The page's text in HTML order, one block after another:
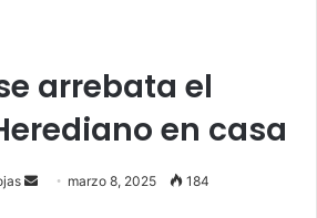
arrebata el
en casa
Send marzo 8, 2025 184